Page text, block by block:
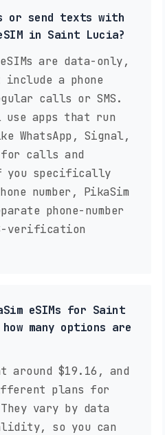
or send texts with
in Saint Lucia?
are data-only,
a phone
calls or SMS.
apps that run
WhatsApp, Signal,
for calls and
you specifically
number, PikaSim
phone-number
verification
eSIMs for Saint
many options are
around $19.16, and
plans for
vary by data
so you can